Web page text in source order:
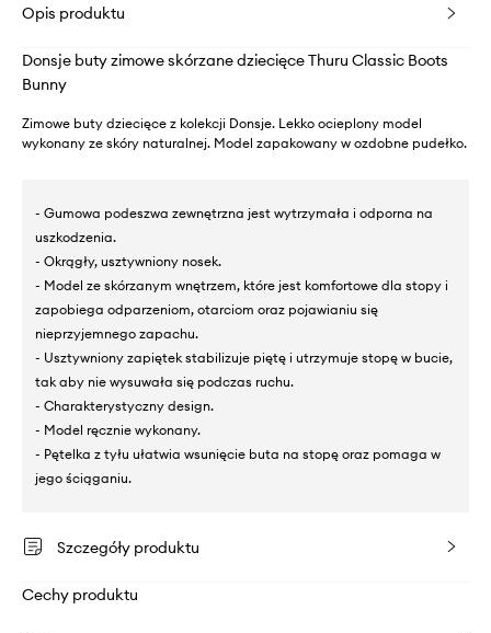
Opis produktu
Donsje buty zimowe skórzane dziecięce Thuru Classic Boots
Bunny
Zimowe buty dziecięce z kolekcji Donsje. Lekko ocieplony model
wykonany ze skóry naturalnej. Model zapakowany w ozdobne pudełko.
- Gumowa podeszwa zewnętrzna jest wytrzymała i odporna na
uszkodzenia.
- Okrągły, usztywniony nosek.
- Model ze skórzanym wnętrzem, które jest komfortowe dla stopy i
zapobiega odparzeniom, otarciom oraz pojawianiu się
nieprzyjemnego zapachu.
- Usztywniony zapiętek stabilizuje piętę i utrzymuje stopę w bucie,
tak aby nie wysuwała się podczas ruchu.
- Charakterystyczny design.
- Model ręcznie wykonany.
- Pętelka z tyłu ułatwia wsunięcie buta na stopę oraz pomaga w
jego ściąganiu.
Szczegóły produktu
Cechy produktu